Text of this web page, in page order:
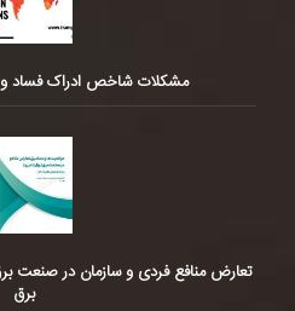
مشکلات شاخص ادراک فساد
تعارض منافع فردی و سازمان در صنعت
برق